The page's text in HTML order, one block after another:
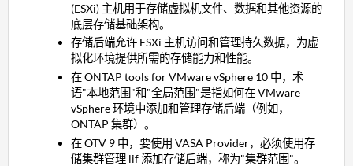
(ESXi) 主机用于存储虚拟机文件、数据和其他资源的
底层存储基础架构。
存储后端允许 ESXi 主机访问和管理持久数据，为虚
拟化环境提供所需的存储能力和性能。
在 ONTAP tools for VMware vSphere 10 中，术
语"本地范围"和"全局范围"是指如何在 VMware
vSphere 环境中添加和管理存储后端（例如，
ONTAP 集群）。
在 OTV 9 中，要使用 VASA Provider，必须使用存
储集群管理 lif 添加存储后端，称为"集群范围"。